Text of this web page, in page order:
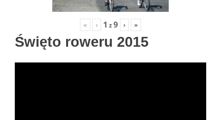
« ‹ 1 z9 › »
Święto roweru 2015